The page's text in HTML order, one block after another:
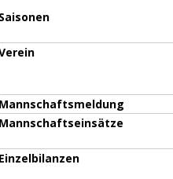
Saisonen
Mannschaftsmeldung
Mannschaftseinsätze
Einzelbilanzen